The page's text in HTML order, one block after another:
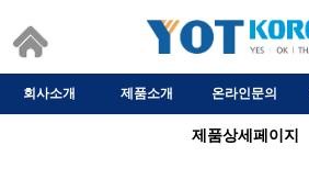
회사소개 제품소개 온라인문의
제품상세페이지